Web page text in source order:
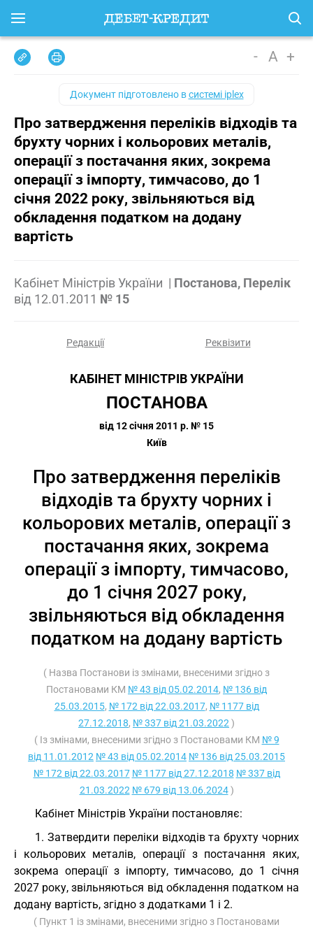
- A +
Документ підготовлено всистемі iplex
Про затвердження переліків відходів та
брухту чорних і кольорових металів,
операції з постачання яких, зокрема
операції з імпорту, тимчасово, до 1
січня 2022 року, звільняються від
обкладення податком на додану
вартість
Кабінет Міністрів України | Постанова, Перелік
від 12.01.2011 № 15
Редакції Реквізити
КАБІНЕТ МІНІСТРІВ УКРАЇНИ
ПОСТАНОВА
від 12 січня 2011 р. № 15
Київ
Про затвердження переліків
відходів та брухту чорних і
кольорових металів, операції з
постачання яких, зокрема
операції з імпорту, тимчасово,
до 1 січня 2027 року,
звільняються від обкладення
податком на додану вартість
( Назва Постанови із змінами, внесеними згідно з
Постановами КМ № 43 від 05.02.2014, № 136 від
25.03.2015, № 172 від 22.03.2017, № 1177 від
27.12.2018, № 337 від 21.03.2022 )
( Із змінами, внесеними згідно з Постановами КМ № 9
від 11.01.2012 № 43 від 05.02.2014 № 136 від 25.03.2015
№ 172 від 22.03.2017 № 1177 від 27.12.2018 № 337 від
21.03.2022 № 679 від 13.06.2024)
Кабінет Міністрів України постановляє:
1. Затвердити переліки відходів та брухту чорних
і кольорових металів, операції з постачання яких,
зокрема операції з імпорту, тимчасово, до 1 січня
2027 року, звільняються від обкладення податком на
додану вартість, згідно з додатками 1 і 2.
( Пункт 1 із змінами, внесеними згідно з Постановами